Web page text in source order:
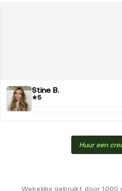
Stine B.
★5
Huur een
Wekelijks gebruikt door